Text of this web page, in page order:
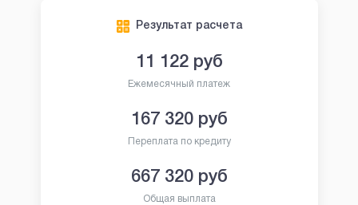
Результат расчета
11 122руб
Ежемесячный платеж
167 320руб
Переплата по кредиту
667 320руб
Общая выплата